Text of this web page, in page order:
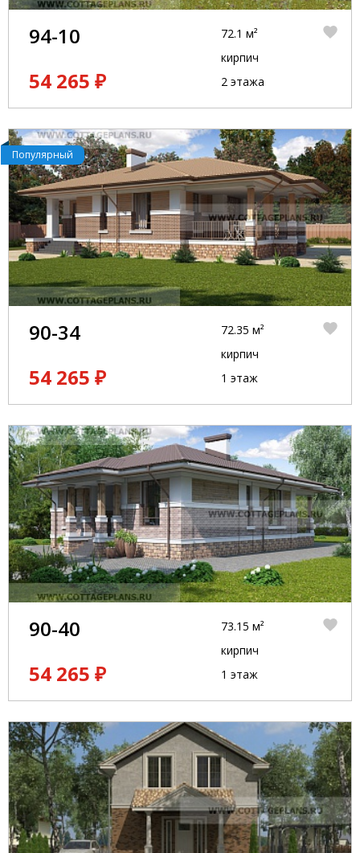
94-10
54 265 ₽
72.1 м²
кирпич
2 этажа
Популярный
90-34
54 265 ₽
72.35 м²
кирпич
1 этаж
90-40
54 265 ₽
73.15 м²
кирпич
1 этаж